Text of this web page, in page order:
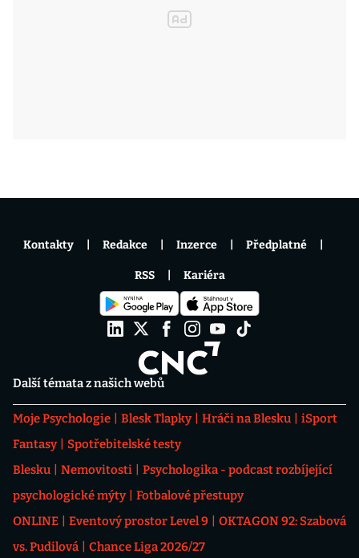
Další témata z našich webů
Moje Psychologie Blesk Tlapky Hráči na Blesku
iSport
Fantasy
Spotřebitelské testy
Blesku
Nemovitosti
Psychologika - podcast rozbíjející
psychologické mýty
Fotbalové přestupy
ONLINE
Eventový prostor Level 9
OKTAGON 92: Szabová
vs. Pudilová
Chance Liga 2026/27
Kontakty Redakce Inzerce Předplatné
RSS Kariéra